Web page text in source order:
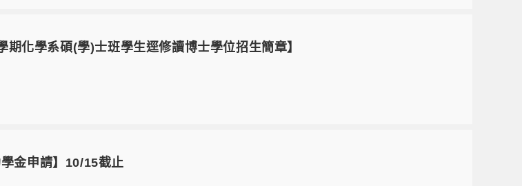
化學系碩(學)士班學生逕修讀博士學位招生簡章】
金申請】10/15截止